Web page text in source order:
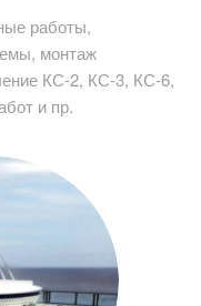
работы,
монтаж
КС-2, КС-3, КС-6,
и пр.